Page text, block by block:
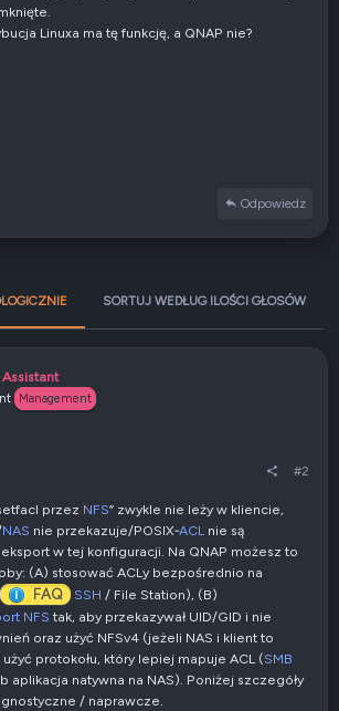
Linuxa ma tę funkcję, a QNAP nie?
Odpowiedz
SORTUJ WEDŁUG ILOŚCI GŁOSÓW
Assistant
Management
#2
przez NFS” zwykle nie leży w kliencie,
NAS nie przekazuje/POSIX‑ACL nie są
w tej konfiguracji. Na QNAP możesz to
(A) stosować ACLy bezpośrednio na
FAQ SSH / File Station), (B)
NFS tak, aby przekazywał UID/GID i nie
oraz użyć NFSv4 (jeżeli NAS i klient to
protokołu, który lepiej mapuje ACL (SMB
aplikacja natywna na NAS). Poniżej szczegóły
/ naprawcze.